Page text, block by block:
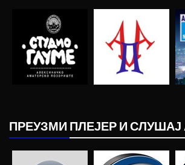
ПРЕУЗМИ ПЛЕЈЕР И СЛУШАЈ